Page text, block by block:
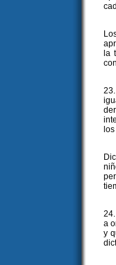
la
a
y